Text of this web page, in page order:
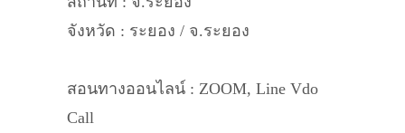
จังหวัด : ระยอง / จ.ระยอง
สอนทางออนไลน์ : ZOOM, Line Vdo
Call